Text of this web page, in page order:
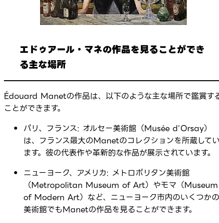
エドゥアール・マネの作品を見ることができ
る主な場所
Édouard Manetの作品は、以下のような主な場所で鑑賞す
ことができます。
パリ、フランス: オルセー美術館（Musée d’Orsay）
は、フランス最大のManetのコレクションを所蔵して
ます。彼の代表作や革新的な作品が展示されています。
ニューヨーク、アメリカ: メトロポリタン美術館
（Metropolitan Museum of Art）やモマ（Museum
of Modern Art）など、ニューヨーク市内のいくつかの
美術館でもManetの作品を見ることができます。